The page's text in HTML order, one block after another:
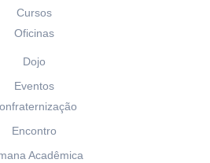
Cursos
Oficinas
Dojo
Eventos
Encontro
Acadêmica